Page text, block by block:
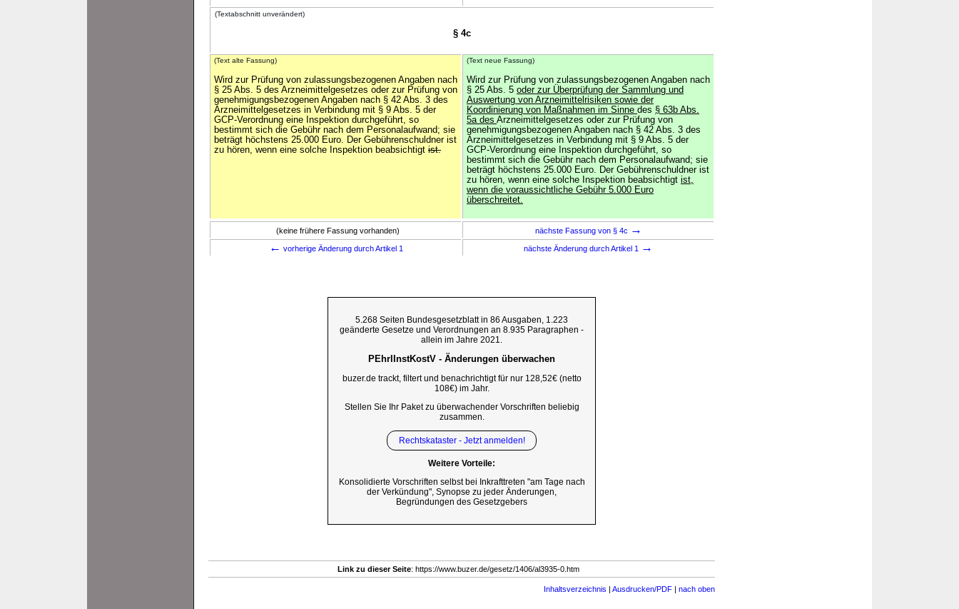
(Textabschnitt unverändert)
§ 4c
(Text alte Fassung)
Wird zur Prüfung von zulassungsbezogenen Angaben nach
§ 25 Abs. 5 des Arzneimittelgesetzes oder zur Prüfung von
genehmigungsbezogenen Angaben nach § 42 Abs. 3 des
Arzneimittelgesetzes in Verbindung mit § 9 Abs. 5 der
GCP-Verordnung eine Inspektion durchgeführt, so
bestimmt sich die Gebühr nach dem Personalaufwand; sie
beträgt höchstens 25.000 Euro. Der Gebührenschuldner ist
zu hören, wenn eine solche Inspektion beabsichtigt ist.
(Text neue Fassung)
Wird zur Prüfung von zulassungsbezogenen Angaben nach
§ 25 Abs. 5 oder zur Überprüfung der Sammlung und
Auswertung von Arzneimittelrisiken sowie der
Koordinierung von Maßnahmen im Sinne des § 63b Abs.
5a des Arzneimittelgesetzes oder zur Prüfung von
genehmigungsbezogenen Angaben nach § 42 Abs. 3 des
Arzneimittelgesetzes in Verbindung mit § 9 Abs. 5 der
GCP-Verordnung eine Inspektion durchgeführt, so
bestimmt sich die Gebühr nach dem Personalaufwand; sie
beträgt höchstens 25.000 Euro. Der Gebührenschuldner ist
zu hören, wenn eine solche Inspektion beabsichtigt ist,
wenn die voraussichtliche Gebühr 5.000 Euro
überschreitet.
(keine frühere Fassung vorhanden) nächste Fassung von § 4c →
← vorherige Änderung durch Artikel 1 nächste Änderung durch Artikel 1 →
5.268 Seiten Bundesgesetzblatt in 86 Ausgaben, 1.223
geänderte Gesetze und Verordnungen an 8.935 Paragraphen -
allein im Jahre 2021.
PEhrlInstKostV - Änderungen überwachen
buzer.de trackt, filtert und benachrichtigt für nur 128,52€ (netto
108€) im Jahr.
Stellen Sie Ihr Paket zu überwachender Vorschriften beliebig
zusammen.
Rechtskataster - Jetzt anmelden!
Weitere Vorteile:
Konsolidierte Vorschriften selbst bei Inkrafttreten "am Tage nach
der Verkündung", Synopse zu jeder Änderungen,
Begründungen des Gesetzgebers
Link zu dieser Seite: https://www.buzer.de/gesetz/1406/al3935-0.htm
Inhaltsverzeichnis | Ausdrucken/PDF | nach oben